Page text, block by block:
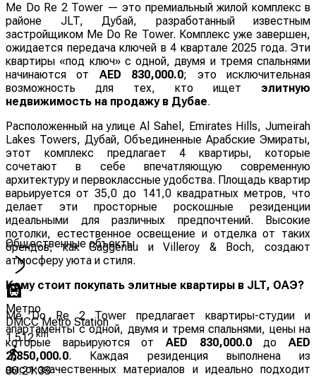
Me Do Re 2 Tower — это премиальный жилой комплекс в
районе JLT, Дубай, разработанный известным
застройщиком Me Do Re Tower. Комплекс уже завершен,
ожидается передача ключей в 4 квартале 2025 года. Эти
квартиры «под ключ» с одной, двумя и тремя спальнями
начинаются от AED 830,000.0; это исключительная
возможность для тех, кто ищет элитную
недвижимость на продажу в Дубае.
Расположенный на улице Al Sahel, Emirates Hills, Jumeirah
Lakes Towers, Дубай, Объединенные Арабские Эмираты,
этот комплекс предлагает 4 квартиры, которые
сочетают в себе впечатляющую современную
архитектуру и первоклассные удобства. Площадь квартир
варьируется от 35,0 до 141,0 квадратных метров, что
делает эти просторные роскошные резиденции
идеальными для различных предпочтений. Высокие
потолки, естественное освещение и отделка от таких
брендов, как Gaggenau и Villeroy & Boch, создают
атмосферу уюта и стиля.
Кому стоит покупать элитные квартиры в JLT, ОАЭ?
Me Do Re 2 Tower предлагает квартиры-студии и
апартаменты с одной, двумя и тремя спальнями, цены на
которые варьируются от AED 830,000.0доAED
2,850,000.0. Каждая резиденция выполнена из
высококачественных материалов и идеально подходит
Общественные объекты
Метро
DMCC Metro Station
1.512km
00:21:33